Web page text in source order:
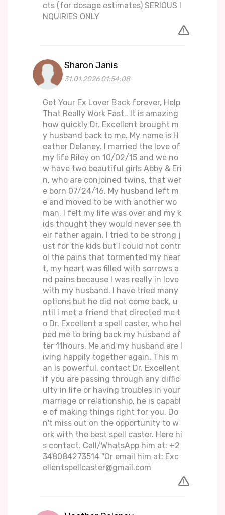
cts (for dosage estimates) SERIOUS I
NQUIRIES ONLY
Sharon Janis
31.01.2026 01:54:08
Get Your Ex Lover Back forever, Help
That Really Work Fast.. It is amazing
how quickly Dr. Excellent brought m
y husband back to me. My name is H
eather Delaney. I married the love of
my life Riley on 10/02/15 and we no
w have two beautiful girls Abby & Eri
n, who are conjoined twins, that wer
e born 07/24/16. My husband left m
e and moved to be with another wo
man. I felt my life was over and my k
ids thought they would never see th
eir father again. I tried to be strong j
ust for the kids but I could not contr
ol the pains that tormented my hear
t, my heart was filled with sorrows a
nd pains because I was really in love
with my husband. I have tried many
options but he did not come back, u
ntil i met a friend that directed me t
o Dr. Excellent a spell caster, who hel
ped me to bring back my husband af
ter 11hours. Me and my husband are l
iving happily together again, This m
an is powerful, contact Dr. Excellent
if you are passing through any diffic
ulty in life or having troubles in your
marriage or relationship, he is capabl
e of making things right for you. Do
n't miss out on the opportunity to w
ork with the best spell caster. Here hi
s contact. Call/WhatsApp him at: +2
348084273514 "Or email him at: Exc
ellentspellcaster@gmail.com